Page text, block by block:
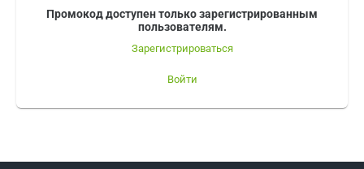
Промокод доступен только зарегистрированным
пользователям.
Зарегистрироваться
Войти